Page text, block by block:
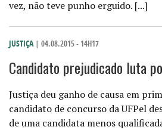
vez, não teve punho erguido. [...]
JUSTIÇA | 04.08.2015 - 14H17
Candidato prejudicado luta
Justiça deu ganho de causa em
candidato de concurso da UFPel
de uma candidata menos